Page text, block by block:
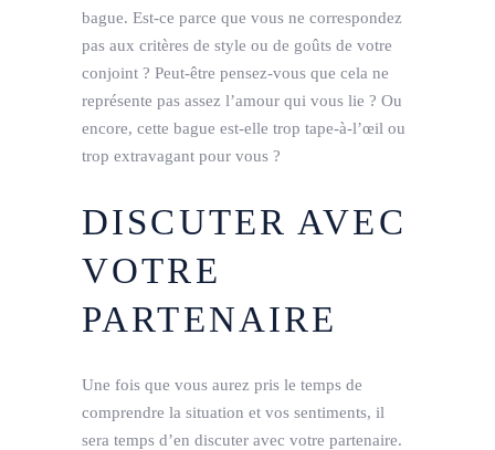
bague. Est-ce parce que vous ne correspondez
pas aux critères de style ou de goûts de votre
conjoint ? Peut-être pensez-vous que cela ne
représente pas assez l’amour qui vous lie ? Ou
encore, cette bague est-elle trop tape-à-l’œil ou
trop extravagant pour vous ?
DISCUTER AVEC
VOTRE
PARTENAIRE
Une fois que vous aurez pris le temps de
comprendre la situation et vos sentiments, il
sera temps d’en discuter avec votre partenaire.